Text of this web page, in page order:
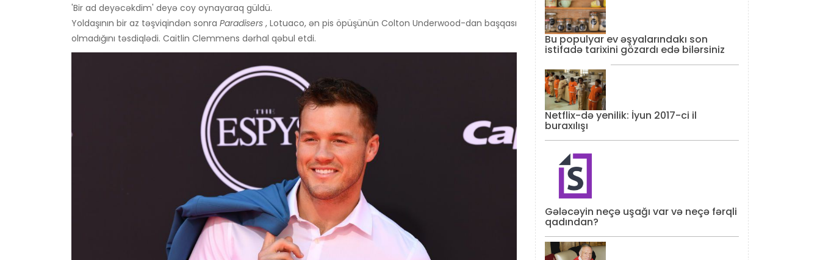
'Bir ad deyəcəkdim' deyə coy oynayaraq güldü.
Yoldaşının bir az təşviqindən sonra Paradisers , Lotuaco, ən pis öpüşünün Colton Underwood-dan başqası
olmadığını təsdiqlədi. Caitlin Clemmens dərhal qəbul etdi.
Bu populyar ev əşyalarındakı son
istifadə tarixini gözardı edə bilərsiniz
Netflix-də yenilik: İyun 2017-ci il
buraxılışı
Gələcəyin neçə uşağı var və neçə fərqli
qadından?